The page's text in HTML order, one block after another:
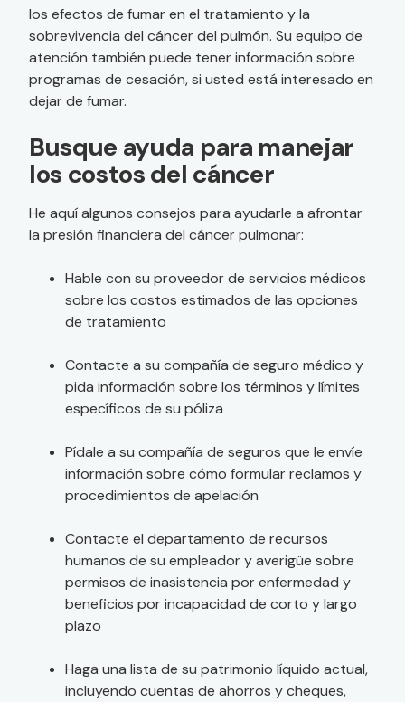
los efectos de fumar en el tratamiento y la
sobrevivencia del cáncer del pulmón. Su equipo de
atención también puede tener información sobre
programas de cesación, si usted está interesado en
dejar de fumar.
Busque ayuda para manejar
los costos del cáncer
He aquí algunos consejos para ayudarle a afrontar
la presión financiera del cáncer pulmonar:
Hable con su proveedor de servicios médicos
sobre los costos estimados de las opciones
de tratamiento
Contacte a su compañía de seguro médico y
pida información sobre los términos y límites
específicos de su póliza
Pídale a su compañía de seguros que le envíe
información sobre cómo formular reclamos y
procedimientos de apelación
Contacte el departamento de recursos
humanos de su empleador y averigüe sobre
permisos de inasistencia por enfermedad y
beneficios por incapacidad de corto y largo
plazo
Haga una lista de su patrimonio líquido actual,
incluyendo cuentas de ahorros y cheques,